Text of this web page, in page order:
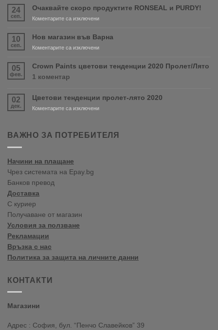
24
сеп.
Очаквайте скоро продуктите RONSEAL и PURDY!
Коментарите са изключениза
продуктите
RONSEAL
PURDY!
10
сеп.
Нов магазин във Варна
Коментарите са изключениза
05
фев.
Crown Paints цветови тенденции 2020 Пролет/Лято
1 коментар
цветови
тенденции
Лято
02
дек.
Цветови тенденции пролет-лято 2020
Коментарите са изключениза
пролет-
ВАЖНО ЗА ПОТРЕБИТЕЛЯ
Начини на плащане
Чрез системата на Epay.bg
Банков превод
Доставка
С куриер
Получаване от магазин
Условия за ползване
Рекламации
Връзка с нас
Политика за защита на личните данни
КОНТАКТИ
Магазини
Адрес : София, бул. “Пенчо Славейков” 39